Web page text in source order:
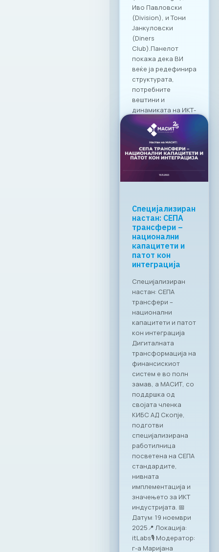
професионално
дружење во
Македонија.
19. 03. 2026г.
Прочитај
повеќе
МАСИТ со
клучна
поддршка за
формализација
на економијата
преку
дигитални
Заедничка
посветеност за
формализирање на
неформалната
економија во РСМ
Стопанската
комора за
информатички и
комуникациски
технологии –
МАСИТ, се
приклучи кон
националната
иницијатива за
намалување на
неформалната
економија.
Претседателот на
Димитровски, ја
потпиша
Декларацијата за
партнерство и
акција: „Заедничка
посветеност за
формализирање на